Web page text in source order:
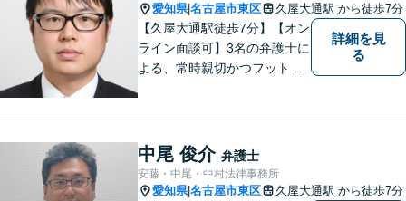
愛知県|名古屋市東区 久屋大通駅 から徒歩7分
【久屋大通駅徒歩7分】【オン
ライン面談可】3名の弁護士に
よる、常時親切かつフットワ
隣接士業や不動産会社との緊
密な連携を実現！【初回相談
無料】
詳細を見
る
中尾 俊介 弁護士
安藤・中尾・中村法律事務所
愛知県|名古屋市東区 久屋大通駅 から徒歩7分